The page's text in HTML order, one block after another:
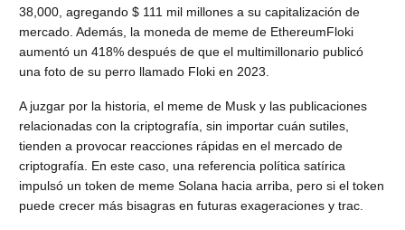
38,000, agregando $ 111 mil millones a su capitalización de
mercado. Además, la moneda de meme de EthereumFloki
aumentó un 418% después de que el multimillonario publicó
una foto de su perro llamado Floki en 2023.
A juzgar por la historia, el meme de Musk y las publicaciones
relacionadas con la criptografía, sin importar cuán sutiles,
tienden a provocar reacciones rápidas en el mercado de
criptografía. En este caso, una referencia política satírica
impulsó un token de meme Solana hacia arriba, pero si el token
puede crecer más bisagras en futuras exageraciones y trac.